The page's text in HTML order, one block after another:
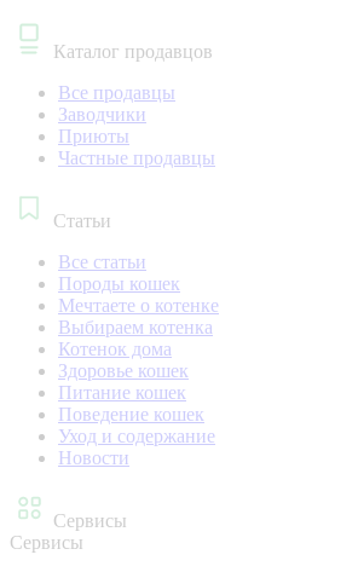
Каталог продавцов
Все продавцы
Заводчики
Приюты
Частные продавцы
Статьи
Все статьи
Породы кошек
Мечтаете о котенке
Выбираем котенка
Котенок дома
Здоровье кошек
Питание кошек
Поведение кошек
Уход и содержание
Новости
Сервисы
Сервисы